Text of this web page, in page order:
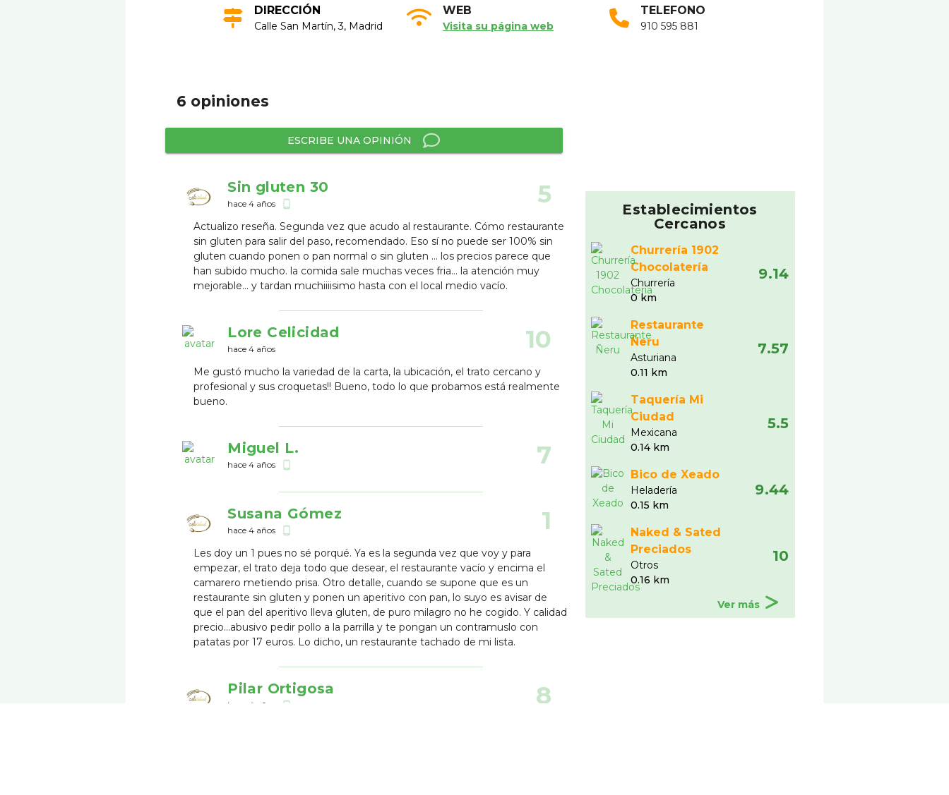
DIRECCIÓN
Calle San Martín, 3, Madrid
WEB
Visita su página web
TELEFONO
910 595 881
6 opiniones
ESCRIBE UNA OPINIÓN
Sin gluten 30
hace 4 años phone_android 5
Actualizo reseña. Segunda vez que acudo al restaurante. Cómo restaurante
sin gluten para salir del paso, recomendado. Eso sí no puede ser 100% sin
gluten cuando ponen o pan normal o sin gluten ... los precios parece que
han subido mucho. la comida sale muchas veces fria... la atención muy
mejorable... y tardan muchiiiisimo hasta con el local medio vacío.
Lore Celicidad
hace 4 años 10
Me gustó mucho la variedad de la carta, la ubicación, el trato cercano y
profesional y sus croquetas!! Bueno, todo lo que probamos está realmente
bueno.
Miguel L.
hace 4 años phone_android 7
Susana Gómez
hace 4 años phone_android 1
Les doy un 1 pues no sé porqué. Ya es la segunda vez que voy y para
empezar, el trato deja todo que desear, el restaurante vacío y encima el
camarero metiendo prisa. Otro detalle, cuando se supone que es un
restaurante sin gluten y ponen un aperitivo con pan, lo suyo es avisar de
que el pan del aperitivo lleva gluten, de puro milagro no he cogido. Y calidad
precio...abusivo pedir pollo a la parrilla y te pongan un contramuslo con
patatas por 17 euros. Lo dicho, un restaurante tachado de mi lista.
Pilar Ortigosa
hace 4 años phone_android 8
Establecimientos
Cercanos
Churrería 1902
Chocolatería
Churrería
0 km
9.14
Restaurante
Ñeru
Asturiana
0.11 km
7.57
Taquería Mi
Ciudad
Mexicana
0.14 km
5.5
Bico de Xeado
Heladerí­a
0.15 km
9.44
Naked & Sated
Preciados
Otros
0.16 km
10
Ver más